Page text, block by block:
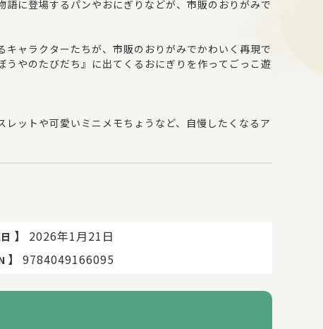
に登場するパンやおにぎりなどが、市販のおりがみで
ャラクターたちが、市販のおりがみでかわいく再現で
やのたびだち』に出てくるおにぎりを作ってごっこ遊
ットや可愛いミニメモちょうなど、自慢したくなるア
】
2026年1月21日
】 9784049166095